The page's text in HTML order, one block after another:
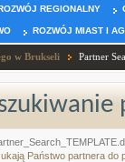
REGIONALNY
ROZWÓJ MIAST I
w Brukseli Partner
Państwo partnera do